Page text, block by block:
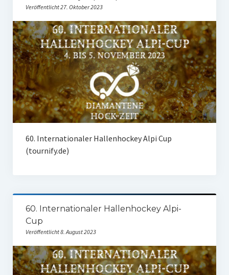
Veröffentlicht 27. Oktober 2023
60. Internationaler Hallenhockey Alpi Cup
(tournify.de)
60. Internationaler Hallenhockey Alpi-
Cup
Veröffentlicht 8. August 2023